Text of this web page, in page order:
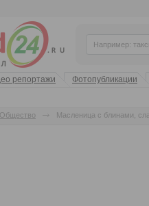
репортажи Фотопубликации
Общество Масленица с блинами,